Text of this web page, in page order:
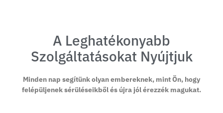
A Leghatékonyabb
Szolgáltatásokat Nyújtjuk
Minden nap segítünk olyan embereknek, mint Ön, hogy
felépüljenek sérüléseikből és újra jól érezzék magukat.